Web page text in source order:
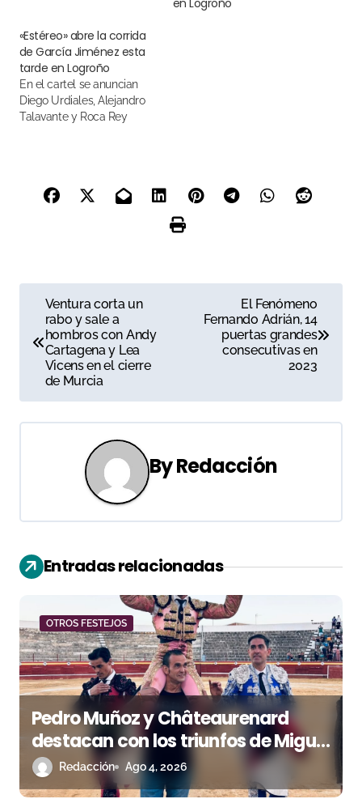
en Logroño
«Estéreo» abre la corrida
de García Jiménez esta
tarde en Logroño
En el cartel se anuncian
Diego Urdiales, Alejandro
Talavante y Roca Rey
a
e
g
i
ó
d
e
e
n
Ventura corta un
rabo y sale a
hombros con Andy
Cartagena y Lea
Vicens en el cierre
de Murcia
El Fenómeno
Fernando Adrián, 14
puertas grandes
consecutivas en
2023
ByRedacción
Entradas relacionadas
OTROS FESTEJOS
Pedro Muñoz y Châteaurenard
destacan con los triunfos de Miguel
Andrades e Ismael Martín
Redacción Ago 4, 2026